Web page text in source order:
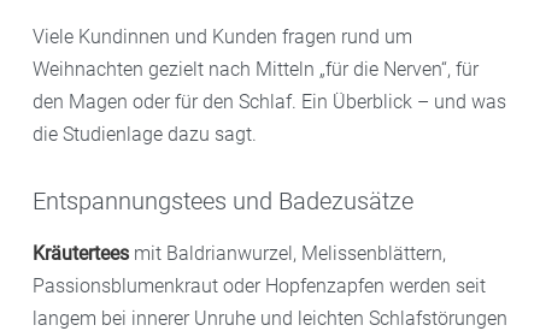
Viele Kundinnen und Kunden fragen rund um
Weihnachten gezielt nach Mitteln „für die Nerven“, für
den Magen oder für den Schlaf. Ein Überblick – und was
die Studienlage dazu sagt.
Entspannungstees und Badezusätze
Kräutertees mit Baldrianwurzel, Melissenblättern,
Passionsblumenkraut oder Hopfenzapfen werden seit
langem bei innerer Unruhe und leichten Schlafstörungen